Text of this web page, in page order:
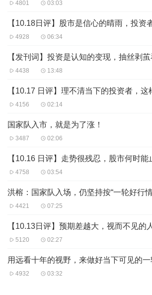
4801 03:03
4928 06:34
【发刊词】投资是认知的变现，抽丝剥
4438 13:48
【10.17 日评】理不清当下的投资者，这
4156 02:14
国家队入市，就是为了涨！
3487 02:06
【10.16 日评】走势很残忍，股市何时能
4758 03:54
洪榕：国家队入场，仍坚持按“一轮好行
4421 07:25
5120 02:27
4932 03:32